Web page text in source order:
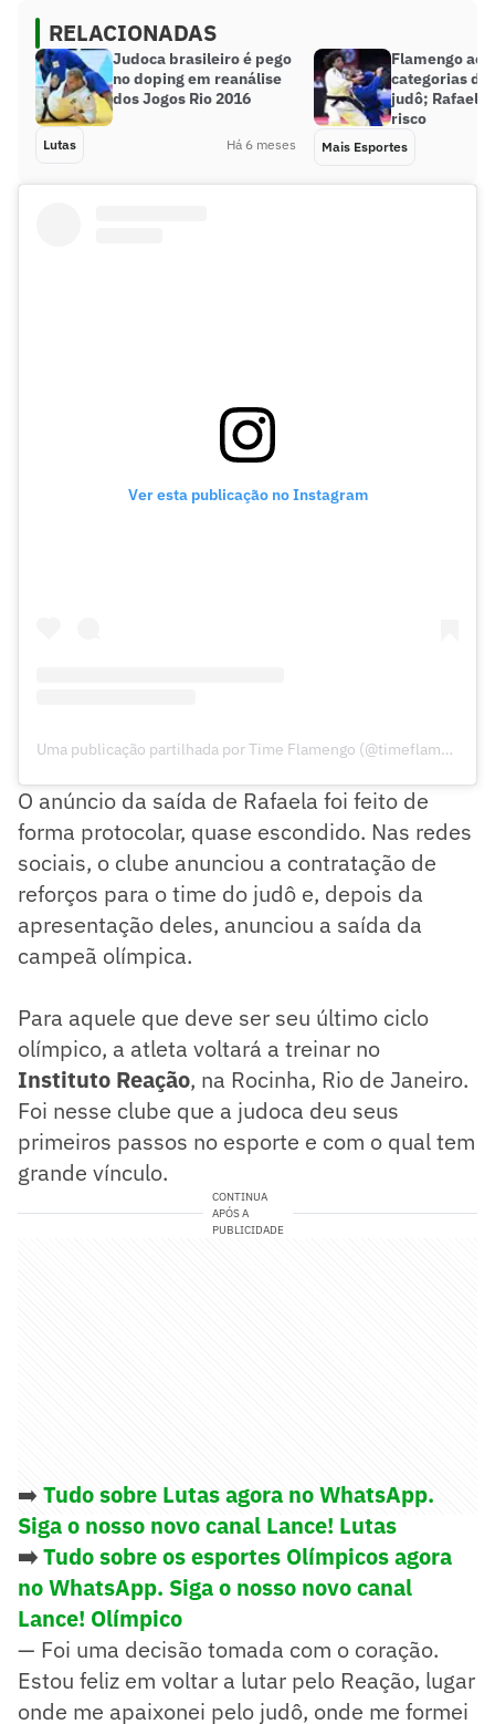
RELACIONADAS
Judoca brasileiro é pego
no doping em reanálise
dos Jogos Rio 2016
Lutas Há 6 meses
Flamengo
categorias de
judô; Rafaela
risco
Mais Esportes
Ver esta publicação no Instagram
Uma publicação partilhada por Time Flamengo (@timeflamengo)
O anúncio da saída de Rafaela foi feito de
forma protocolar, quase escondido. Nas redes
sociais, o clube anunciou a contratação de
reforços para o time do judô e, depois da
apresentação deles, anunciou a saída da
campeã olímpica.
Para aquele que deve ser seu último ciclo
olímpico, a atleta voltará a treinar no
Instituto Reação, na Rocinha, Rio de Janeiro.
Foi nesse clube que a judoca deu seus
primeiros passos no esporte e com o qual tem
grande vínculo.
CONTINUA
APÓS A
PUBLICIDADE
➡️ Tudo sobre Lutas agora no WhatsApp.
Siga o nosso novo canal Lance! Lutas
➡️Tudo sobre os esportes Olímpicos agora
no WhatsApp. Siga o nosso novo canal
Lance! Olímpico
— Foi uma decisão tomada com o coração.
Estou feliz em voltar a lutar pelo Reação, lugar
onde me apaixonei pelo judô, onde me formei